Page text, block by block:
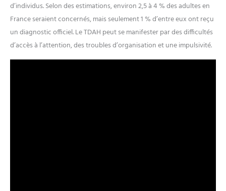
d’individus. Selon des estimations, environ 2,5 à 4 % des adultes en
France seraient concernés, mais seulement 1 % d’entre eux ont reçu
un diagnostic officiel. Le TDAH peut se manifester par des difficultés
d’accès à l’attention, des troubles d’organisation et une impulsivité.